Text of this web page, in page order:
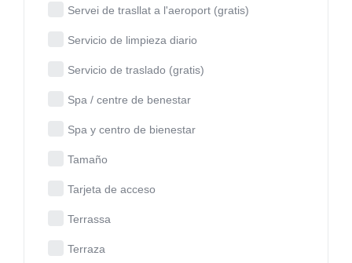
Servei de trasllat a l'aeroport (gratis)
Servicio de limpieza diario
Servicio de traslado (gratis)
Spa / centre de benestar
Spa y centro de bienestar
Tamaño
Tarjeta de acceso
Terrassa
Terraza